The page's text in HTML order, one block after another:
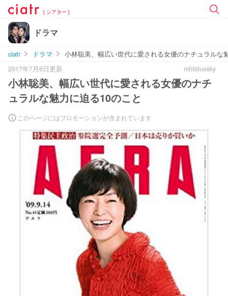
[ シアター ]
ドラマ
ciatr ドラマ
小林聡美、幅広い世代に愛される女優のナチュラルな
2017年7月6日更新
mhtbluesky
小林聡美、幅広い世代に愛される女優のナチ
ュラルな魅力に迫る10のこと
このページにはプロモーションが含まれています